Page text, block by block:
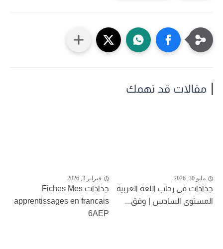
مقالات قد تهمك
مايو 30, 2026
جذاذات في رحاب اللغة العربية
المستوى السادس | وفق...
فبراير 3, 2026
جذاذات Fiches Mes
apprentissages en francais
6AEP